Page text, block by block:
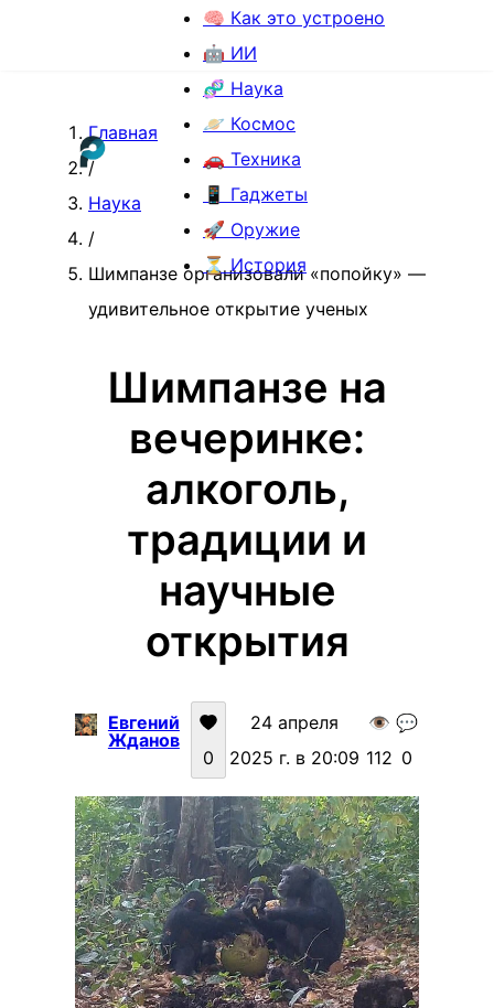
🧠 Как это устроено
🤖 ИИ
🧬 Наука
🪐 Космос
🚗 Техника
📱 Гаджеты
🚀 Оружие
⏳ История
Главная
/
Наука
/
Шимпанзе организовали «попойку» —
удивительное открытие ученых
Шимпанзе на
вечеринке:
алкоголь,
традиции и
научные
открытия
Евгений
Жданов
0
24 апреля
2025 г. в 20:09
👁️
112
💬
0